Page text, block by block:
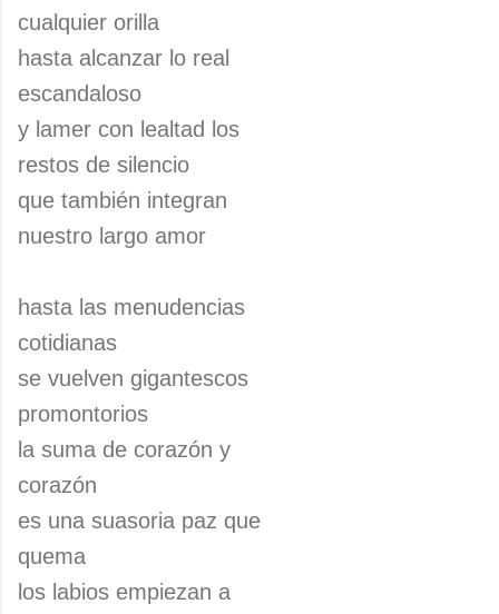
cualquier orilla
hasta alcanzar lo real
escandaloso
y lamer con lealtad los
restos de silencio
que también integran
nuestro largo amor
hasta las menudencias
cotidianas
se vuelven gigantescos
promontorios
la suma de corazón y
corazón
es una suasoria paz que
quema
los labios empiezan a